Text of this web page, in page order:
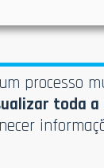
processo
toda a